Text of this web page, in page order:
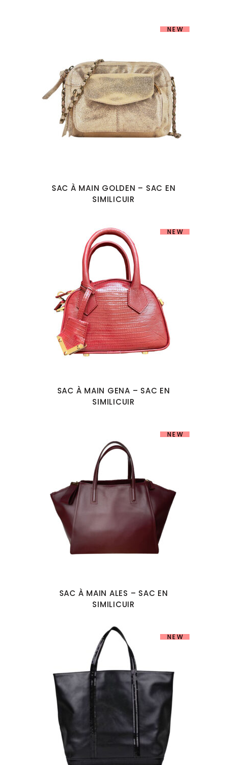
NEW
SAC À MAIN GOLDEN – SAC EN
SIMILICUIR
NEW
SAC À MAIN GENA – SAC EN
SIMILICUIR
NEW
SAC À MAIN ALES – SAC EN
SIMILICUIR
NEW